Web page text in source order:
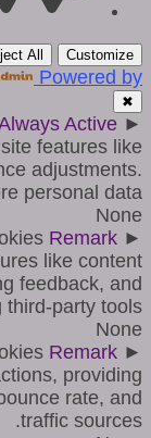
Customize
All
Powered by
✖
►
Active
features like
adjustments.
personal data.
None
►
Remark
like content
feedback, and
third-party tools.
None
►
Remark
providing
rate, and
traffic sources.